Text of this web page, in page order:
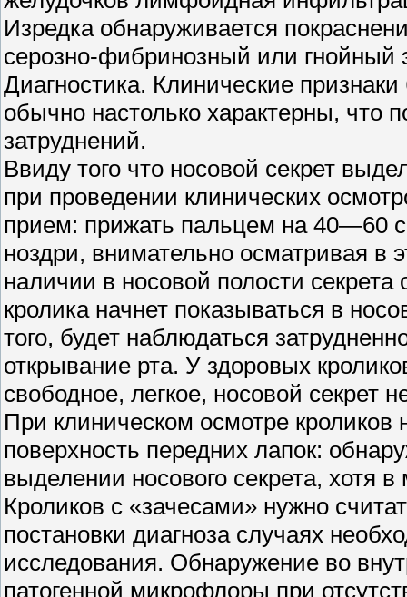
Изредка обнаруживается
серозно-фибринозный или гнойный
Диагностика. Клинические
обычно настолько характерны, что
затруднений.
Ввиду того что носовой секрет
при проведении клинических
прием: прижать пальцем на 40—60
ноздри, внимательно осматривая в
наличии в носовой полости
кролика начнет показываться в
того, будет наблюдаться
открывание рта. У здоровых
свободное, легкое, носовой секрет
При клиническом осмотре
поверхность передних лапок:
выделении носового секрета, хотя
Кроликов с «зачесами» нужно
постановки диагноза случаях
исследования. Обнаружение во
патогенной микрофлоры при